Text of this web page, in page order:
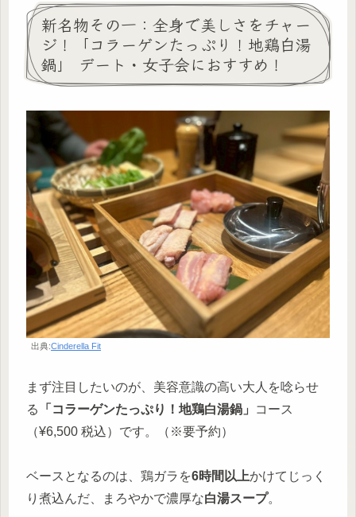
新名物その一：全身で美しさをチャー
ジ！「コラーゲンたっぷり！地鶏白湯
鍋」 デート・女子会におすすめ！
出典:Cinderella Fit
まず注目したいのが、美容意識の高い大人を唸らせ
る
「コラーゲンたっぷり！地鶏白湯鍋」
コース
（¥6,500 税込）です。（※要予約）
ベースとなるのは、鶏ガラを6時間以上かけてじっく
り煮込んだ、まろやかで濃厚な白湯スープ。